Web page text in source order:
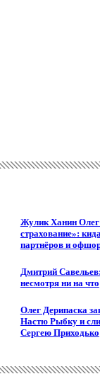
Жулик Ханин
страхование»:
партнёров и
Дмитрий
несмотря ни на что
Олег Дерипаска
Настю Рыбку и
Сергею Приходько